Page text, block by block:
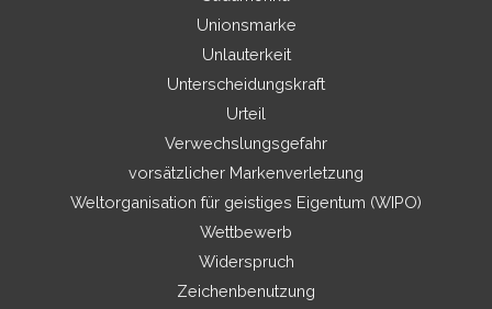
Unionsmarke
Unlauterkeit
Unterscheidungskraft
Urteil
Verwechslungsgefahr
vorsätzlicher Markenverletzung
Weltorganisation für geistiges Eigentum (WIPO)
Wettbewerb
Widerspruch
Zeichenbenutzung